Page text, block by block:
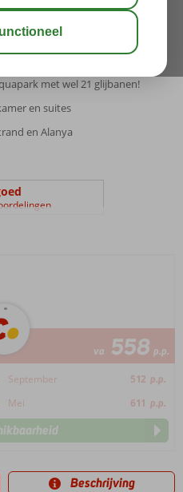
aquapark, ruime (familie)kamers
met wel 21 glijbanen!
en suites
en Alanya
va 558 p.p.
September 512 p.p.
Mei 611 p.p.
Beschrijving